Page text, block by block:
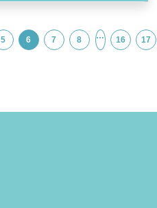
5 6 7 8 … 16 17